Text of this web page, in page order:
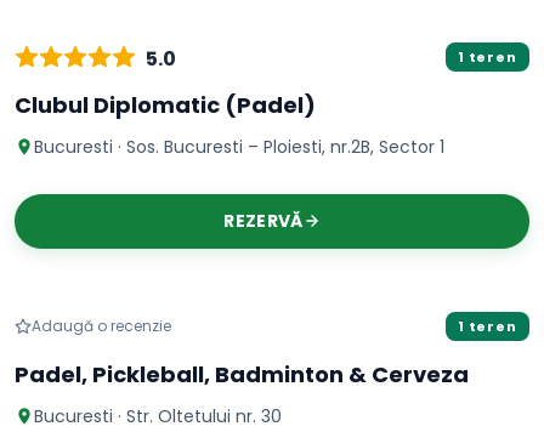
5.0 1 teren
Clubul Diplomatic (Padel)
Bucuresti · Sos. Bucuresti – Ploiesti, nr.2B, Sector 1
REZERVĂ
Adaugă o recenzie 1 teren
Padel, Pickleball, Badminton & Cerveza
Bucuresti · Str. Oltetului nr. 30